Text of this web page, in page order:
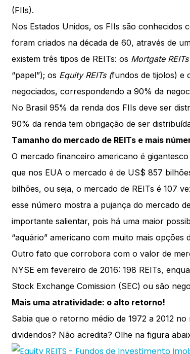
(FIIs).
Nos Estados Unidos, os FIIs são conhecidos
foram criados na década de 60, através de
existem três tipos de REITs: os Mortgate
“papel”); os Equity REITs (fundos de tijolos) e
negociados, correspondendo a 90% da
No Brasil 95% da renda dos FIIs deve ser
90% da renda tem obrigação de ser
Tamanho do mercado de REITs e mais
O mercado financeiro americano é
que nos EUA o mercado é de US$ 857
bilhões, ou seja, o mercado de REITs é 107
esse número mostra a pujança do mercado
importante salientar, pois há uma maior
“aquário” americano com muito mais opções
Outro fato que corrobora com o valor de
NYSE em fevereiro de 2016: 198 REITs,
Stock Exchange Comission (SEC) ou são
Mais uma atratividade: o alto retorno!
Sabia que o retorno médio de 1972 a 2012
dividendos? Não acredita? Olhe na figura